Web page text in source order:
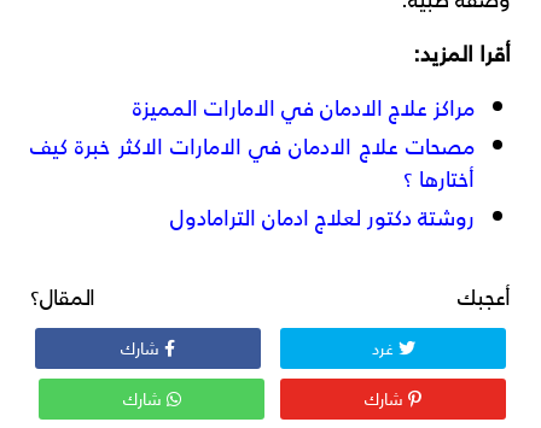
أقرا المزيد:
مراكز علاج الادمان في الامارات المميزة
مصحات علاج الادمان في الامارات الاكثر خبرة كيف
أختارها ؟
روشتة دكتور لعلاج ادمان الترامادول
أعجبك المقال؟
غرد
شارك
شارك
شارك